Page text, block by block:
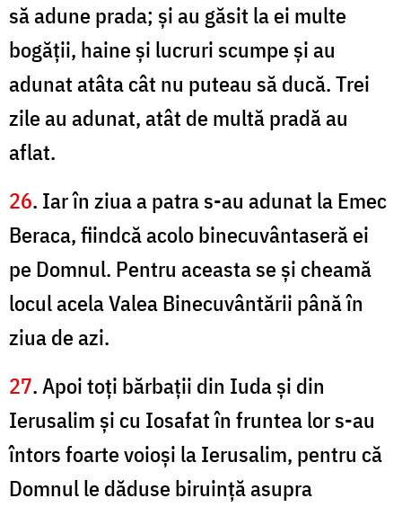
să adune prada; şi au găsit la ei multe
bogăţii, haine şi lucruri scumpe şi au
adunat atâta cât nu puteau să ducă. Trei
zile au adunat, atât de multă pradă au
aflat.
26. Iar în ziua a patra s-au adunat la Emec
Beraca, fiindcă acolo binecuvântaseră ei
pe Domnul. Pentru aceasta se şi cheamă
locul acela Valea Binecuvântării până în
ziua de azi.
27. Apoi toţi bărbaţii din Iuda şi din
Ierusalim şi cu Iosafat în fruntea lor s-au
întors foarte voioşi la Ierusalim, pentru că
Domnul le dăduse biruinţă asupra